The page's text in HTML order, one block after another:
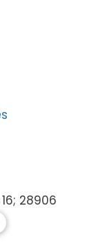
28906